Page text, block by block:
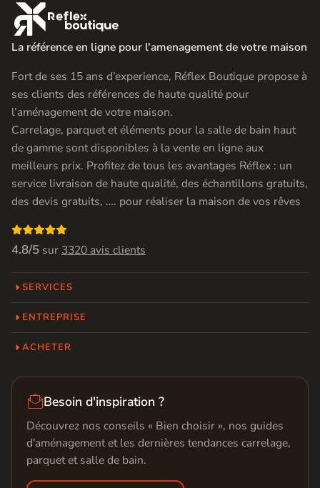

La référence en ligne pour l'amenagement de votre maison
Fort de ses 15 ans d’experience, Réflex Boutique propose à
ses clients des références de haute qualité pour
l’aménagement de votre maison.
Carrelage, parquet et éléments pour la salle de bain haut
de gamme sont disponibles à la vente en ligne aux
meilleurs prix. Profitez de tous les avantages Réflex : un
service livraison de haute qualité, des échantillons gratuits,
des devis gratuits, …. pour réaliser la maison de vos rêves

4.8/5 sur 3320 avis clients
SERVICES
ENTREPRISE
ACHETER
Besoin d'inspiration ?
Découvrez nos conseils « Bien choisir », nos guides
d'aménagement et les dernières tendances carrelage,
parquet et salle de bain.